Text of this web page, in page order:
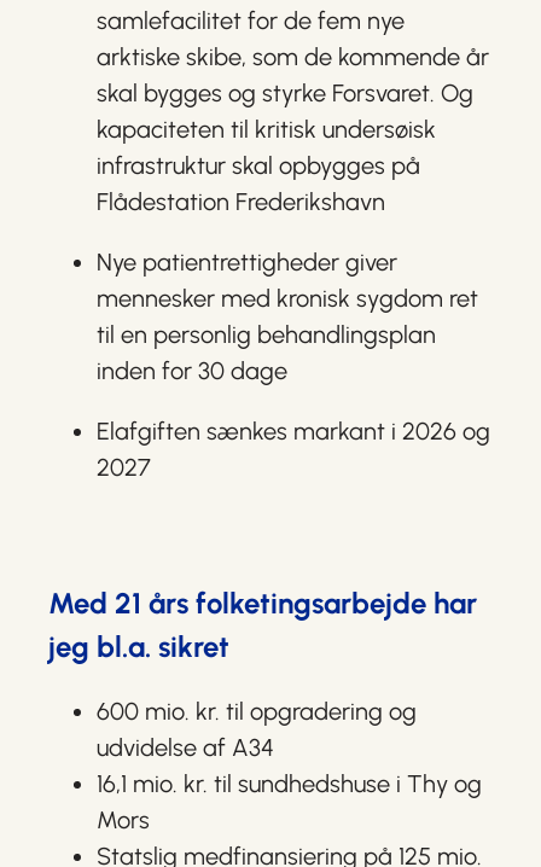
samlefacilitet for de fem nye
arktiske skibe, som de kommende år
skal bygges og styrke Forsvaret. Og
kapaciteten til kritisk undersøisk
infrastruktur skal opbygges på
Flådestation Frederikshavn
Nye patientrettigheder giver
mennesker med kronisk sygdom ret
til en personlig behandlingsplan
inden for 30 dage
Elafgiften sænkes markant i 2026 og
2027
Med 21 års folketingsarbejde har
jeg bl.a. sikret
600 mio. kr. til opgradering og
udvidelse af A34
16,1 mio. kr. til sundhedshuse i Thy og
Mors
Statslig medfinansiering på 125 mio.